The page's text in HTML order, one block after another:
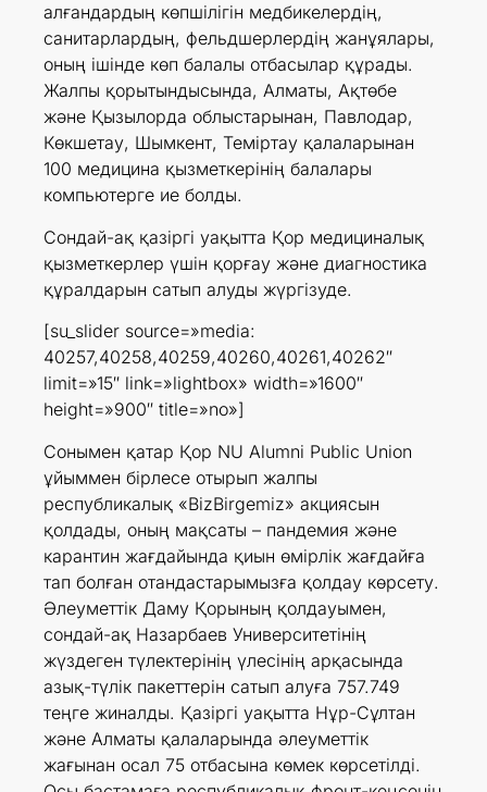
алғандардың көпшілігін медбикелердің,
санитарлардың, фельдшерлердің жанұялары,
оның ішінде көп балалы отбасылар құрады.
Жалпы қорытындысында, Алматы, Ақтөбе
және Қызылорда облыстарынан, Павлодар,
Көкшетау, Шымкент, Теміртау қалаларынан
100 медицина қызметкерінің балалары
компьютерге ие болды.
Сондай-ақ қазіргі уақытта Қор медициналық
қызметкерлер үшін қорғау және диагностика
құралдарын сатып алуды жүргізуде.
[su_slider source=»media:
40257,40258,40259,40260,40261,40262″
limit=»15″ link=»lightbox» width=»1600″
height=»900″ title=»no»]
Сонымен қатар Қор NU Alumni Public Union
ұйыммен бірлесе отырып жалпы
республикалық «BizBirgemiz» акциясын
қолдады, оның мақсаты – пандемия және
карантин жағдайында қиын өмірлік жағдайға
тап болған отандастарымызға қолдау көрсету.
Әлеуметтік Даму Қорының қолдауымен,
сондай-ақ Назарбаев Университетінің
жүздеген түлектерінің үлесінің арқасында
азық-түлік пакеттерін сатып алуға 757.749
теңге жиналды. Қазіргі уақытта Нұр-Сұлтан
және Алматы қалаларында әлеуметтік
жағынан осал 75 отбасына көмек көрсетілді.